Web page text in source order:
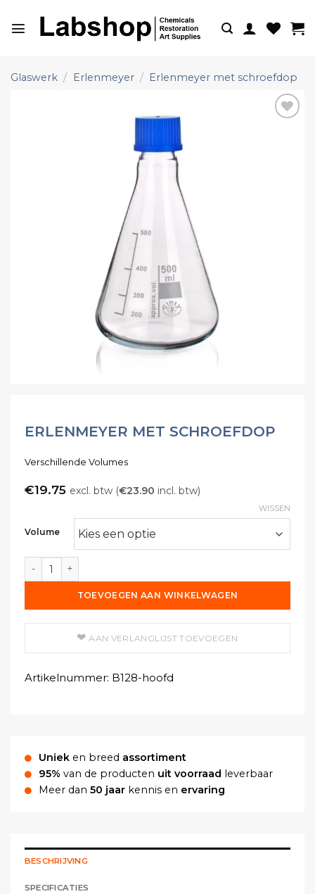
naar
Glaswerk / Erlenmeyer / Erlenmeyer met schroefdop
ERLENMEYER MET SCHROEFDOP
Verschillende Volumes
€19.75 excl. btw (€23.90 incl. btw)
Volume
WISSEN
Erlenmeyer met Schroefdop aantal
TOEVOEGEN AAN WINKELWAGEN
AAN VERLANGLIJST TOEVOEGEN
Artikelnummer: B128-hoofd
Uniek en breed assortiment
95% van de producten uit voorraad
leverbaar
Meer dan 50 jaar kennis en ervaring
BESCHRIJVING
SPECIFICATIES